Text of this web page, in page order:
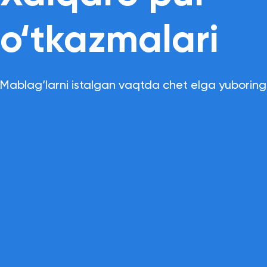
o‘tkazmalari
Mablag‘larni istalgan vaqtda chet elga